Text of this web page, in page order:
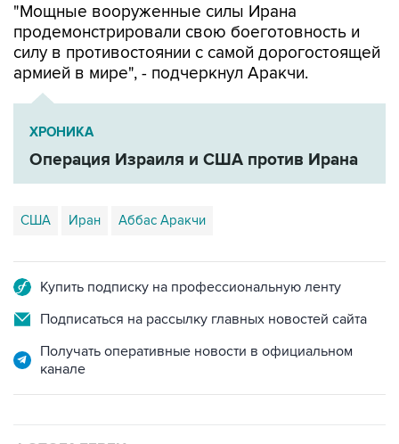
"Мощные вооруженные силы Ирана
продемонстрировали свою боеготовность и
силу в противостоянии с самой дорогостоящей
армией в мире", - подчеркнул Аракчи.
ХРОНИКА
Операция Израиля и США против Ирана
США Иран Аббас Аракчи
Купить подписку на профессиональную ленту
Подписаться на рассылку главных новостей сайта
Получать оперативные новости в официальном
канале